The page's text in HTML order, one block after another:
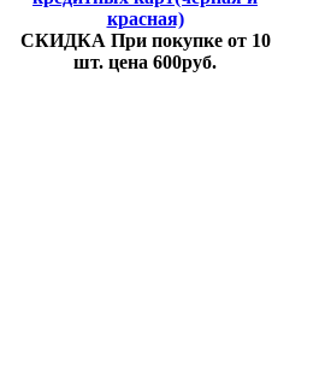
красная)
СКИДКА При покупке от 10
шт. цена 600руб.